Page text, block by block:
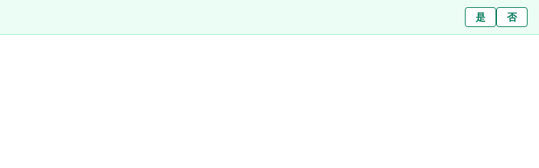
ไม่ใช่
是 否
FilialenÜber unsJournalPresseKontakt